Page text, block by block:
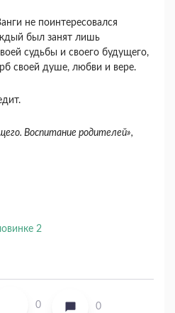
не поинтересо­вался
был занят лишь
судьбы и свое­го будущего,
своей душе, любви и вере.
Воспитание родителей»,
0 0